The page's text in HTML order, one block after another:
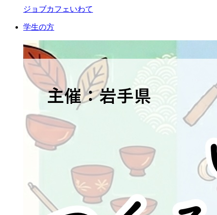
ジョブカフェいわて
学生の方